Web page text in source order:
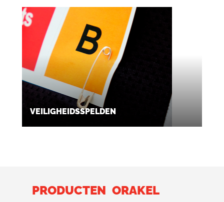
VEILIGHEIDSSPELDEN
PRODUCTEN ORAKEL